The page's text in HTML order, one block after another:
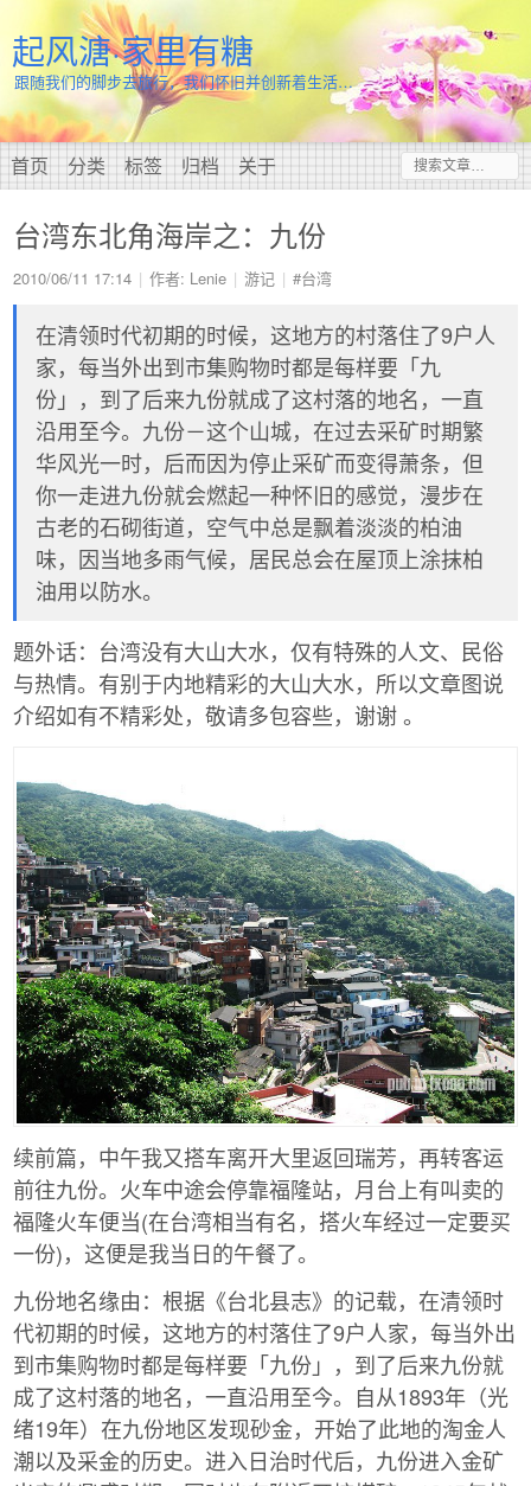
起风溏·家里有糖
跟随我们的脚步去旅行，我们怀旧并创新着生活…
首页 分类 标签 归档 关于
台湾东北角海岸之：九份
2010/06/11 17:14 作者: Lenie 游记 #台湾
在清领时代初期的时候，这地方的村落住了9户人
家，每当外出到市集购物时都是每样要「九
份」，到了后来九份就成了这村落的地名，一直
沿用至今。九份－这个山城，在过去采矿时期繁
华风光一时，后而因为停止采矿而变得萧条，但
你一走进九份就会燃起一种怀旧的感觉，漫步在
古老的石砌街道，空气中总是飘着淡淡的柏油
味，因当地多雨气候，居民总会在屋顶上涂抹柏
油用以防水。
题外话：台湾没有大山大水，仅有特殊的人文、民俗
与热情。有别于内地精彩的大山大水，所以文章图说
介绍如有不精彩处，敬请多包容些，谢谢 。
续前篇，中午我又搭车离开大里返回瑞芳，再转客运
前往九份。火车中途会停靠福隆站，月台上有叫卖的
福隆火车便当(在台湾相当有名，搭火车经过一定要买
一份)，这便是我当日的午餐了。
九份地名缘由：根据《台北县志》的记载，在清领时
代初期的时候，这地方的村落住了9户人家，每当外出
到市集购物时都是每样要「九份」，到了后来九份就
成了这村落的地名，一直沿用至今。自从1893年（光
绪19年）在九份地区发现砂金，开始了此地的淘金人
潮以及采金的历史。进入日治时代后，九份进入金矿